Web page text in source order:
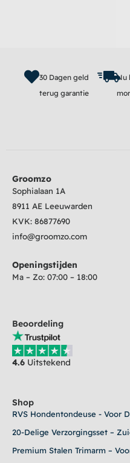
30 Dagen geld
terug garantie
Nu
Groomzo
Sophialaan 1A
8911 AE Leeuwarden
KVK: 86877690
info@groomzo.com
Openingstijden
Ma – Zo: 07:00 – 18:00
Beoordeling
4.6 Uitstekend
Shop
RVS Hondentondeuse - Voor
20-Delige Verzorgingsset –
Premium Stalen Trimarm –